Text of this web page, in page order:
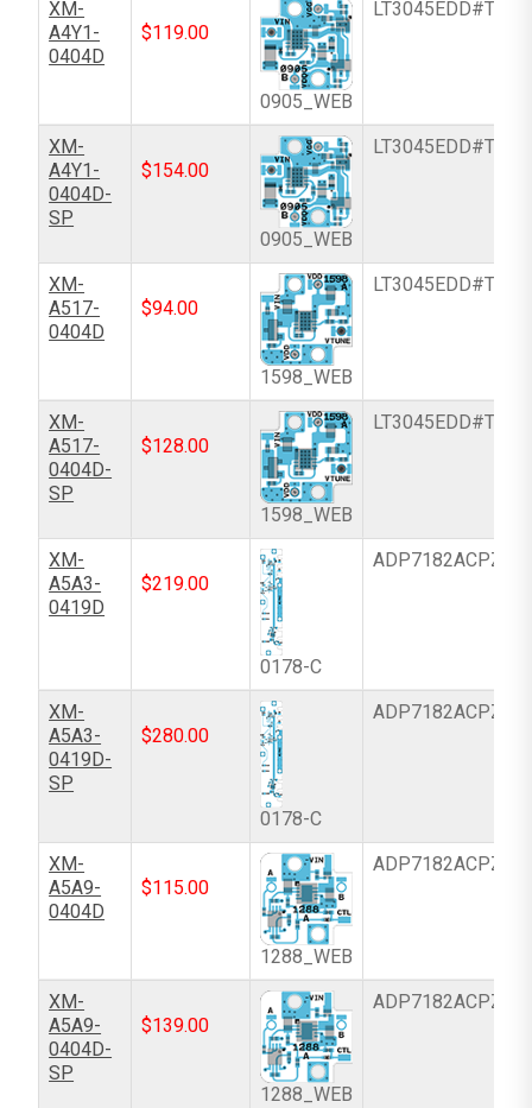
XM-
A4Y1-
0404D
$119.00
0905_WEB
XM-
A4Y1-
0404D-
SP
$154.00
0905_WEB
XM-
A517-
0404D
$94.00
1598_WEB
XM-
A517-
0404D-
SP
$128.00
1598_WEB
XM-
A5A3-
0419D
$219.00
0178-C
ADP7182ACPZ-
XM-
A5A3-
0419D-
SP
$280.00
0178-C
ADP7182ACPZ-
XM-
A5A9-
0404D
$115.00
1288_WEB
ADP7182ACPZ-
XM-
A5A9-
0404D-
SP
$139.00
1288_WEB
ADP7182ACPZ-